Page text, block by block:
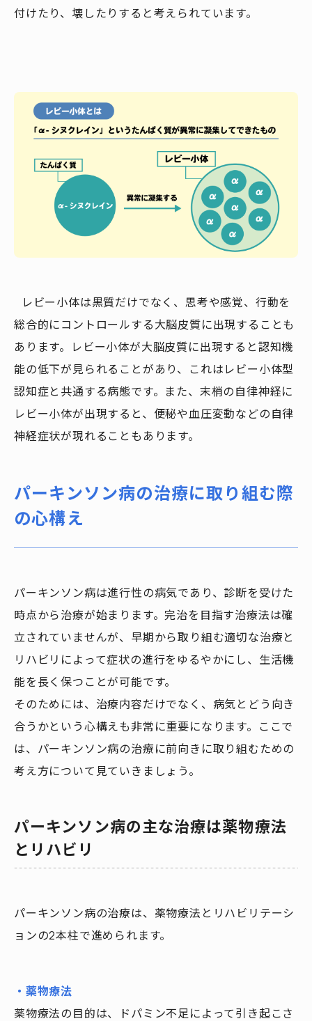
付けたり、壊したりすると考えられています。
レビー小体は黒質だけでなく、思考や感覚、行動を
総合的にコントロールする大脳皮質に出現することも
あります。レビー小体が大脳皮質に出現すると認知機
能の低下が見られることがあり、これはレビー小体型
認知症と共通する病態です。また、末梢の自律神経に
レビー小体が出現すると、便秘や血圧変動などの自律
神経症状が現れることもあります。
パーキンソン病の治療に取り組む際
の心構え
パーキンソン病は進行性の病気であり、診断を受けた
時点から治療が始まります。完治を目指す治療法は確
立されていませんが、早期から取り組む適切な治療と
リハビリによって症状の進行をゆるやかにし、生活機
能を長く保つことが可能です。
そのためには、治療内容だけでなく、病気とどう向き
合うかという心構えも非常に重要になります。ここで
は、パーキンソン病の治療に前向きに取り組むための
考え方について見ていきましょう。
パーキンソン病の主な治療は薬物療法
とリハビリ
パーキンソン病の治療は、薬物療法とリハビリテーシ
ョンの2本柱で進められます。
・薬物療法
薬物療法の目的は、ドパミン不足によって引き起こさ